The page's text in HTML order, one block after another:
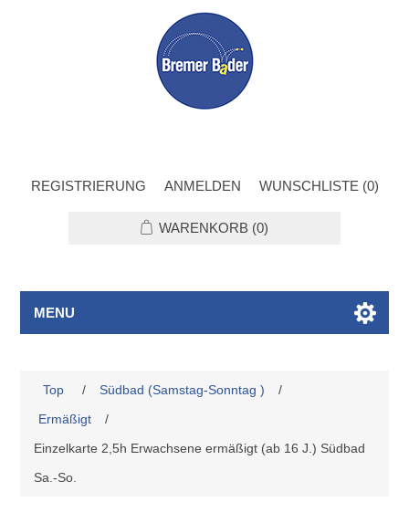
REGISTRIERUNG ANMELDEN WUNSCHLISTE (0)
WARENKORB (0)
MENU
Top / Südbad (Samstag-Sonntag )
/
Ermäßigt
/
Einzelkarte 2,5h Erwachsene ermäßigt (ab 16 J.) Südbad
Sa.-So.